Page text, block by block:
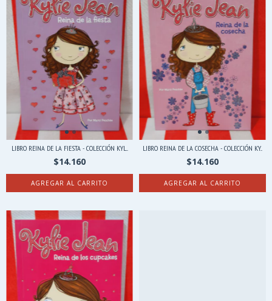
LIBRO REINA DE LA FIESTA - COLECCIÓN KYL...
$14.160
LIBRO REINA DE LA COSECHA - COLECCIÓN KY...
$14.160